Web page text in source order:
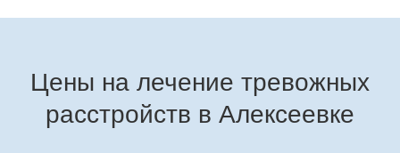
Цены на лечение тревожных
расстройств в Алексеевке